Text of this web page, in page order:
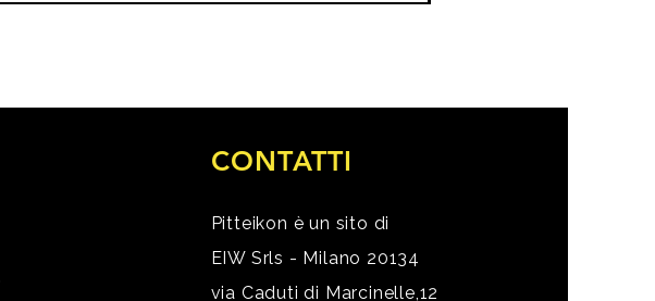
CONTATTI
Pitteikon è un sito di
EIW Srls - Milano 20134
via Caduti di Marcinelle,12